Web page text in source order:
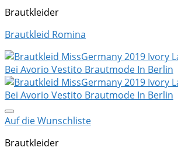
Brautkleider
Brautkleid Romina
Auf die Wunschliste
Brautkleider